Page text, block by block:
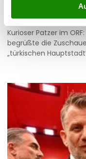
06.08.2026 UM 09:36,
Kurioser Patzer im
begrüßte die
„türkischen